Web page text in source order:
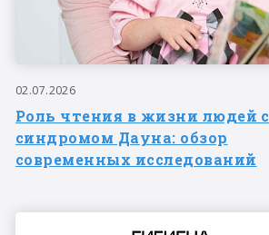
02.07.2026
Роль чтения в жизни людей с
синдромом Дауна: обзор
современных исследований